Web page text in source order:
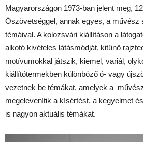
Magyarországon 1973-ban jelent meg,
Ószövetséggel, annak egyes, a művész
témáival. A kolozsvári kiállításon a
alkotó kivételes látásmódját, kitűnő
motívumokkal játszik, kiemel, variál,
kiállítótermekben különböző ó- vagy
vezetnek be témákat, amelyek a
megelevenítik a kísértést, a kegyelmet
is nagyon aktuális témákat.